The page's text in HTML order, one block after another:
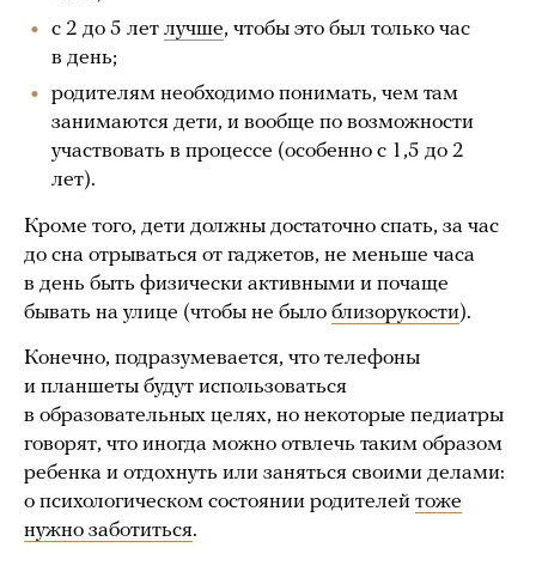
с 2 до 5 лет лучше, чтобы это был только час
в день;
родителям необходимо понимать, чем там
занимаются дети, и вообще по возможности
участвовать в процессе (особенно с 1,5 до 2
лет).
Кроме того, дети должны достаточно спать, за час
до сна отрываться от гаджетов, не меньше часа
в день быть физически активными и почаще
бывать на улице (чтобы не было близорукости).
Конечно, подразумевается, что телефоны
и планшеты будут использоваться
в образовательных целях, но некоторые педиатры
говорят, что иногда можно отвлечь таким образом
ребенка и отдохнуть или заняться своими делами:
о психологическом состоянии родителей тоже
нужно заботиться.